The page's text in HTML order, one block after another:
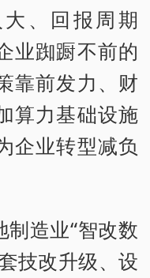
、回报周期
业踟蹰不前的
靠前发力、财
算力基础设施
企业转型减负
造业“智改数
技改升级、设